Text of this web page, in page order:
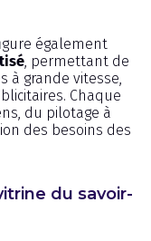
également
, permettant de
à grande vitesse,
Chaque
du pilotage à
des besoins des
du savoir-